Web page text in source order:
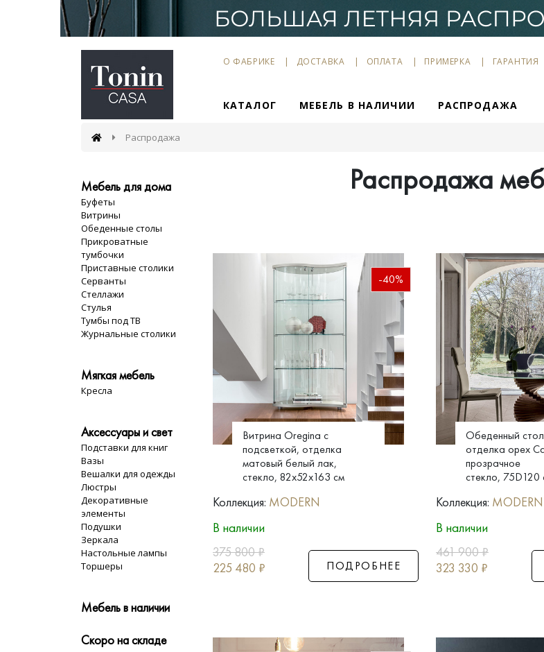
О ФАБРИКЕ ДОСТАВКА ОПЛАТА ПРИМЕРКА ГАРАНТИЯ
КАТАЛОГ МЕБЕЛЬ В НАЛИЧИИ РАСПРОДАЖА
Распродажа
Мебель для дома
Буфеты
Витрины
Обеденные столы
Прикроватные
тумбочки
Приставные столики
Серванты
Стеллажи
Стулья
Тумбы под ТВ
Журнальные столики
Мягкая мебель
Кресла
Аксессуары и свет
Подставки для книг
Вазы
Вешалки для одежды
Люстры
Декоративные
элементы
Подушки
Зеркала
Настольные лампы
Торшеры
Мебель в наличии
Скоро на складе
Распродажа
-40%
Витрина Oregina с
подсветкой, отделка
матовый белый лак,
стекло, 82x52x163 см
Коллекция: MODERN
В наличии
375 800₽
225 480 ₽ ПОДРОБНЕЕ
Обеденный
отделка орех
прозрачное
стекло, 75D120
Коллекция: MODERN
В наличии
461 900₽
323 330 ₽